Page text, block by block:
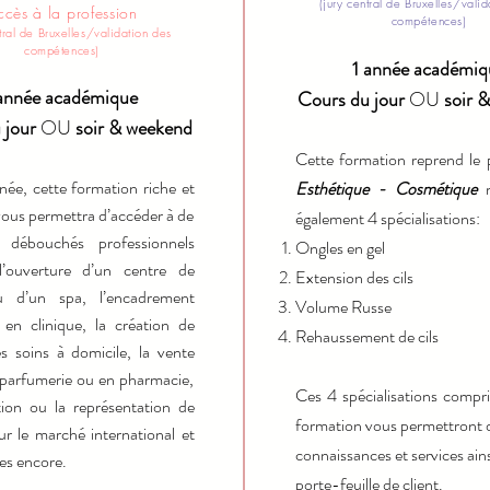
à la profession
de Bruxelles/validation des
compétences)
académique
jourOU soir & weekend
cette formation riche et
permettra d’accéder à de
professionnels
d’un centre de
d’un spa, l’encadrement
en clinique, la création de
soins à domicile, la vente
ou en pharmacie,
ou la représentation de
le marché international et
encore.
compétences)
1 année
Cours du jourOU soir
Cette formation reprend le
Esthétique - Cosmétique
également 4 spécialisations:
Ongles en gel
Extension des cils
Volume Russe
Rehaussement de cils
Ces 4 spécialisations
formation vous permettront
connaissances et services
porte-feuille de client.